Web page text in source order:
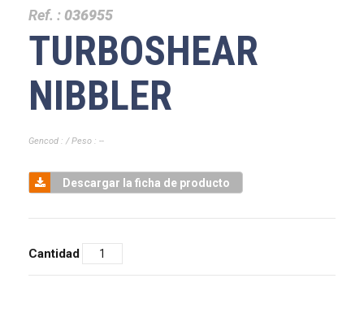
Ref. : 036955
TURBOSHEAR
NIBBLER
Gencod : / Peso : --
Descargar la ficha de producto
Cantidad